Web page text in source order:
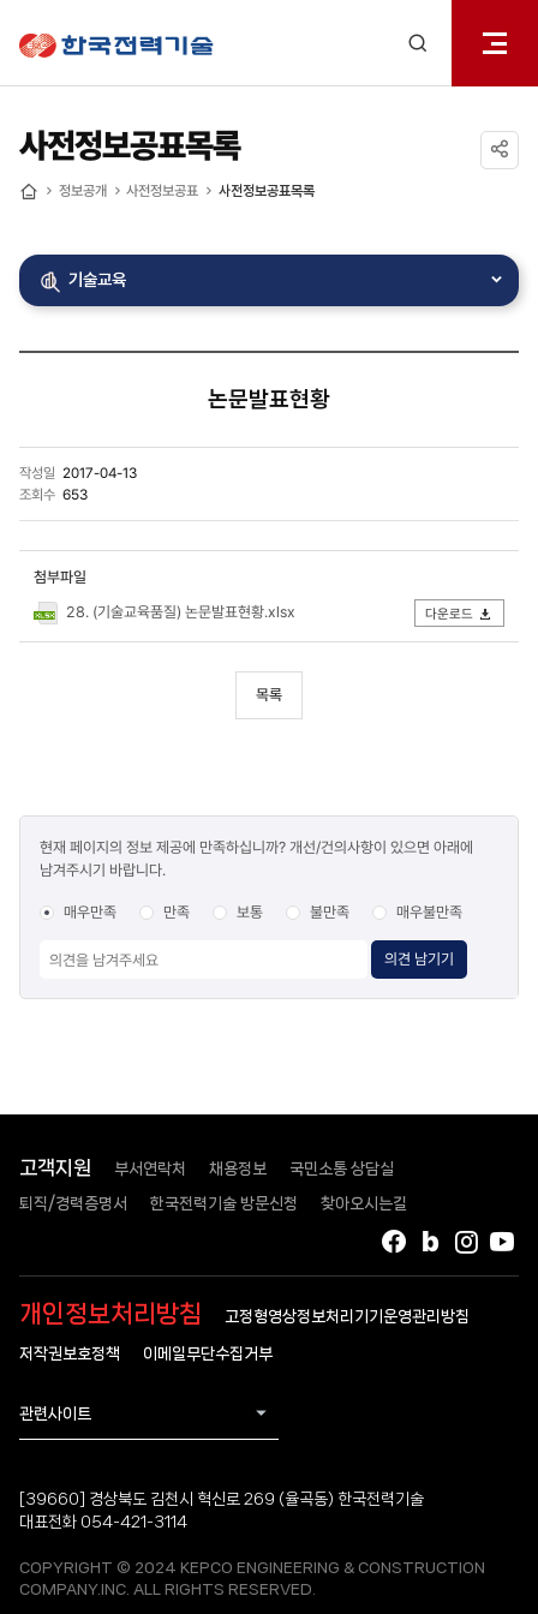
열기
사전정보공표목록
정보공개 사전정보공표 사전정보공표목록
기술교육
논문발표현황
작성일 2017-04-13
조회수 653
첨부파일
28. (기술교육품질) 논문발표현황.xlsx
다운로드
목록
만족도
조사
현재 페이지의 정보 제공에 만족하십니까? 개선/건의사항이 있으면 아래에
남겨주시기 바랍니다.
매우만족 만족 보통 불만족 매우불만족
의견 남기기
고객지원 부서연락처 채용정보 국민소통 상담실
퇴직/경력증명서 한국전력기술 방문신청 찾아오시는길
인스
블로그
페이스북
개인정보처리방침 고정형영상정보처리기기운영관리방침
저작권보호정책 이메일무단수집거부
관련사이트
[39660] 경상북도 김천시 혁신로 269 (율곡동) 한국전력기술
대표전화 054-421-3114
COPYRIGHT © 2024 KEPCO ENGINEERING & CONSTRUCTION
COMPANY.INC. ALL RIGHTS RESERVED.